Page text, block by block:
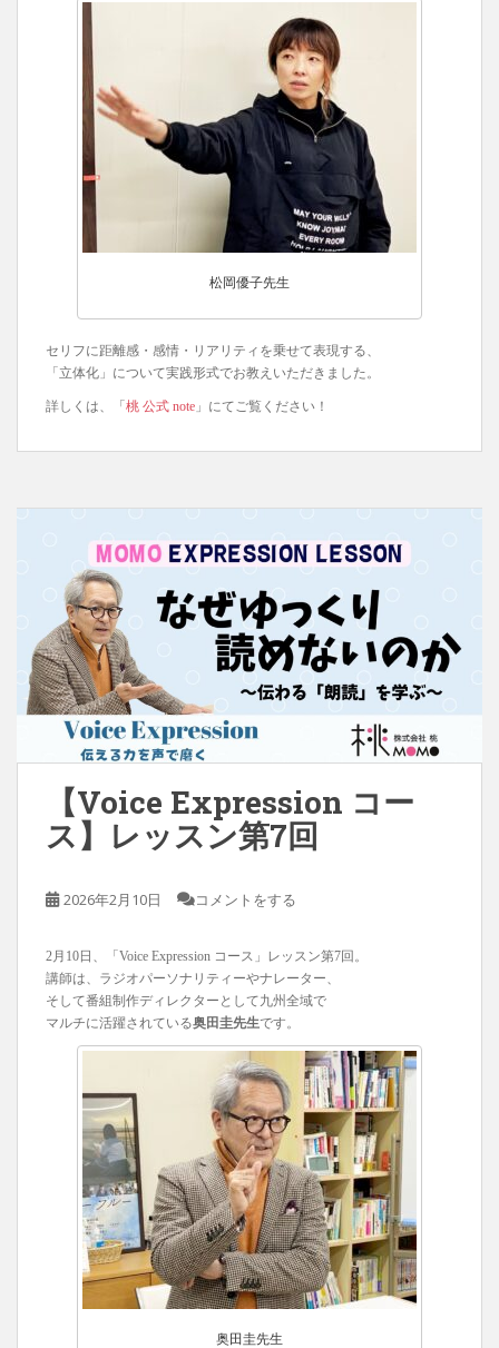
松岡優子先生
セリフに距離感・感情・リアリティを乗せて表現する、
「立体化」について実践形式でお教えいただきました。
詳しくは、「桃 公式 note 」にてご覧ください！
【Voice Expression コー
ス】レッスン第7回
2026年2月10日 コメントをする
2月10日、「Voice Expression コース」レッスン第7回。
講師は、ラジオパーソナリティーやナレーター、
そして番組制作ディレクターとして九州全域で
マルチに活躍されている奥田圭先生です。
奥田圭先生